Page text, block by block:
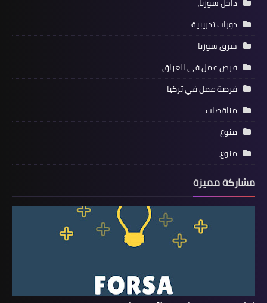
داخل سوريا،
دورات تدريبية
شرق سوريا
فرص عمل في العراق
فرصة عمل في تركيا
مناقصات
منوع
منوع،
مشاركة مميزة